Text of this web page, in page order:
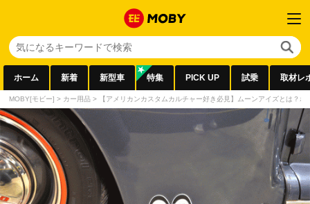
ホーム 新着 新型車 特集 PICK UP 試乗 取材レ
MOBY[モビー] > カー用品 > 【アメリカンカスタムカルチャー好き必見】ムーンアイズとは？